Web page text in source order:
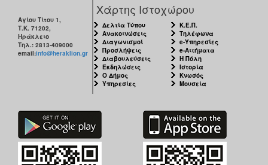
Αγίου Τίτου 1,
Τ.Κ. 71202,
Ηράκλειο
Τηλ.: 2813-409000
email:info@heraklion.gr
Χάρτης Ιστοχώρου
Δελτία Τύπου
Ανακοινώσεις
Διαγωνισμοί
Προσλήψεις
Διαβουλεύσεις
Εκδηλώσεις
Ο Δήμος
Υπηρεσίες
Κ.Ε.Π.
Τηλέφωνα
e-Υπηρεσίες
e-Αιτήματα
Η Πόλη
Ιστορία
Κνωσός
Μουσεία